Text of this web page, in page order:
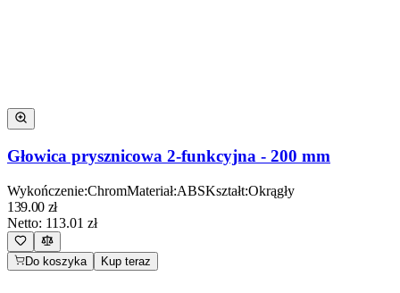
Głowica prysznicowa 2-funkcyjna - 200 mm
Wykończenie:ChromMateriał:ABSKształt:Okrągły
139.00 zł
Netto: 113.01 zł
Do koszyka Kup teraz